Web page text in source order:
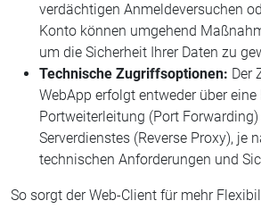
verdächtigen Anmeldeversuchen
Konto können umgehend
um die Sicherheit Ihrer Daten zu
Technische Zugriffsoptionen: Der
WebApp erfolgt entweder über
Portweiterleitung (Port
Serverdienstes (Reverse Proxy), je
technischen Anforderungen und
So sorgt der Web-Client für mehr